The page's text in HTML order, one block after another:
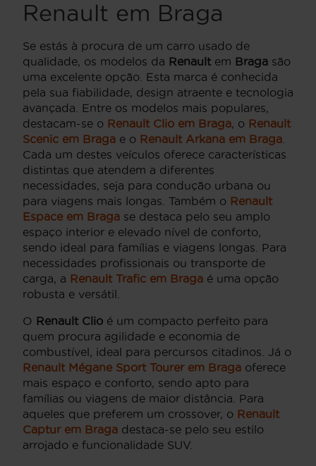
Renault em Braga
Se estás à procura de um carro usado de
qualidade, os modelos da Renault em Braga são
uma excelente opção. Esta marca é conhecida
pela sua fiabilidade, design atraente e tecnologia
avançada. Entre os modelos mais populares,
destacam-se o Renault Clio em Braga, o Renault
Scenic em Braga e o Renault Arkana em Braga
Cada um destes veículos oferece características
distintas que atendem a diferentes
necessidades, seja para condução urbana ou
para viagens mais longas. Também o Renault
Espace em Braga se destaca pelo seu amplo
espaço interior e elevado nível de conforto,
sendo ideal para famílias e viagens longas. Para
necessidades profissionais ou transporte de
carga, a Renault Trafic em Braga é uma opção
robusta e versátil.
O Renault Clio é um compacto perfeito para
quem procura agilidade e economia de
combustível, ideal para percursos citadinos. Já o
Renault Mégane Sport Tourer em Braga oferece
mais espaço e conforto, sendo apto para
famílias ou viagens de maior distância. Para
aqueles que preferem um crossover, o Renault
Captur em Braga destaca-se pelo seu estilo
arrojado e funcionalidade SUV.